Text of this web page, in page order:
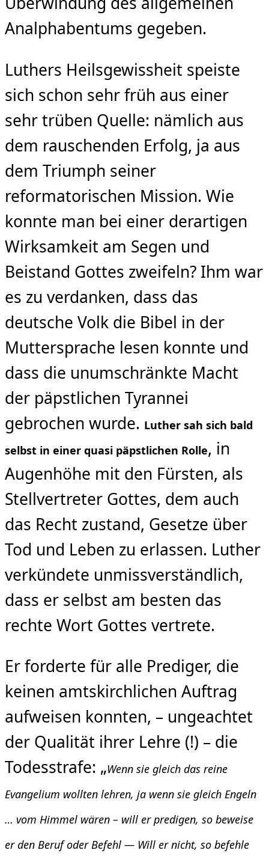
Analphabentums gegeben.
Luthers Heilsgewissheit speiste
sich schon sehr früh aus einer
sehr trüben Quelle: nämlich aus
dem rauschenden Erfolg, ja aus
dem Triumph seiner
reformatorischen Mission. Wie
konnte man bei einer derartigen
Wirksamkeit am Segen und
Beistand Gottes zweifeln? Ihm war
es zu verdanken, dass das
deutsche Volk die Bibel in der
Muttersprache lesen konnte und
dass die unumschränkte Macht
der päpstlichen Tyrannei
gebrochen wurde. Luther sah sich bald
selbst in einer quasi päpstlichen Rolle, in
Augenhöhe mit den Fürsten, als
Stellvertreter Gottes, dem auch
das Recht zustand, Gesetze über
Tod und Leben zu erlassen. Luther
verkündete unmissverständlich,
dass er selbst am besten das
rechte Wort Gottes vertrete.
Er forderte für alle Prediger, die
keinen amtskirchlichen Auftrag
aufweisen konnten, – ungeachtet
der Qualität ihrer Lehre (!) – die
Todesstrafe: „Wenn sie gleich das reine
Evangelium wollten lehren, ja wenn sie gleich Engeln
… vom Himmel wären – will er predigen, so beweise
er den Beruf oder Befehl — Will er nicht, so befehle